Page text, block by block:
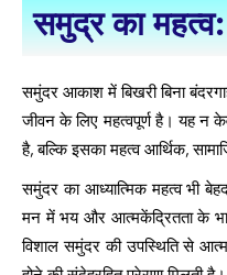
समुद्र का महत्व:
समुंदर आकाश में बिखरी बिना
जीवन के लिए महत्वपूर्ण है। यह न
है, बल्कि इसका महत्व आर्थिक,
समुंदर का आध्यात्मिक महत्व भी
मन में भय और आत्मकेंद्रितता के
विशाल समुंदर की उपस्थिति से